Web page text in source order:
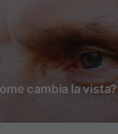
cambia la vista?